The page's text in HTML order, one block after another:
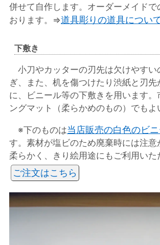
併せて自作します。オーダーメイドで
おります。⇒道具彫りの道具につい
下敷き
小刀やカッターの刃先は欠けやすい
ぎ、また、机を傷つけたり渋紙と刃先
に、ビニール等の下敷きを用います。
ングマット（柔らかめのもの）でもよ
※下のものは当店販売の白色のビ
す。素材が塩ビのため廃棄時には注意
柔らかく、きり絵用途にもご利用いた
ご注文はこちら